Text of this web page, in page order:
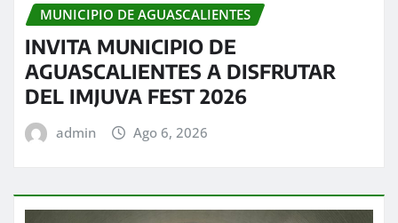
MUNICIPIO DE AGUASCALIENTES
INVITA MUNICIPIO DE
AGUASCALIENTES A DISFRUTAR
DEL IMJUVA FEST 2026
admin Ago 6, 2026